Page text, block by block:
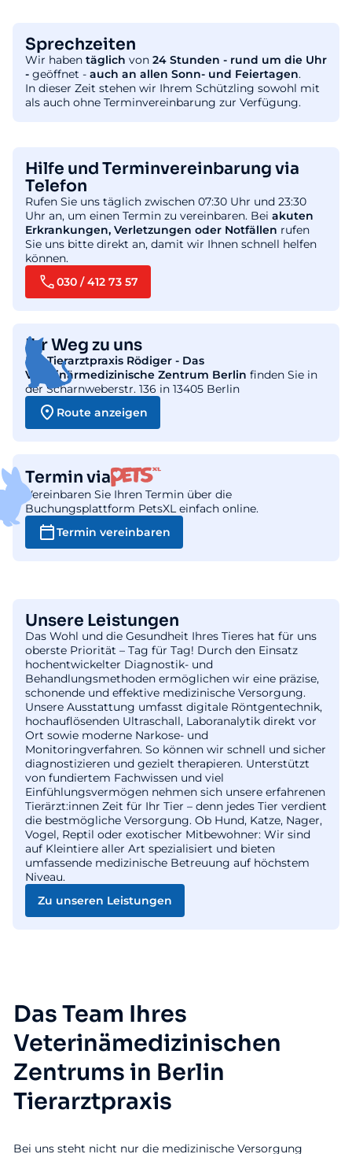
Sprechzeiten
Wir haben täglich von 24 Stunden - rund um die Uhr
- geöffnet - auch an allen Sonn- und Feiertagen.
In dieser Zeit stehen wir Ihrem Schützling sowohl mit
als auch ohne Terminvereinbarung zur Verfügung.
Hilfe und Terminvereinbarung via
Telefon
Rufen Sie uns täglich zwischen 07:30 Uhr und 23:30
Uhr an, um einen Termin zu vereinbaren. Bei akuten
Erkrankungen, Verletzungen oder Notfällen rufen
Sie uns bitte direkt an, damit wir Ihnen schnell helfen
können.
030 / 412 73 57
Ihr Weg zu uns
DieTierarztpraxis Rödiger - Das
Veterinärmedizinische Zentrum Berlin finden Sie in
der Scharnweberstr. 136 in 13405 Berlin
Route anzeigen
Termin via
Vereinbaren Sie Ihren Termin über die
Buchungsplattform PetsXL einfach online.
Termin vereinbaren
Unsere Leistungen
Das Wohl und die Gesundheit Ihres Tieres hat für uns
oberste Priorität – Tag für Tag! Durch den Einsatz
hochentwickelter Diagnostik- und
Behandlungsmethoden ermöglichen wir eine präzise,
schonende und effektive medizinische Versorgung.
Unsere Ausstattung umfasst digitale Röntgentechnik,
hochauflösenden Ultraschall, Laboranalytik direkt vor
Ort sowie moderne Narkose- und
Monitoringverfahren. So können wir schnell und sicher
diagnostizieren und gezielt therapieren. Unterstützt
von fundiertem Fachwissen und viel
Einfühlungsvermögen nehmen sich unsere erfahrenen
Tierärzt:innen Zeit für Ihr Tier – denn jedes Tier verdient
die bestmögliche Versorgung. Ob Hund, Katze, Nager,
Vogel, Reptil oder exotischer Mitbewohner: Wir sind
auf Kleintiere aller Art spezialisiert und bieten
umfassende medizinische Betreuung auf höchstem
Niveau.
Zu unseren Leistungen
Das Team Ihres
Veterinämedizinischen
Zentrums in Berlin
Tierarztpraxis
Bei uns steht nicht nur die medizinische Versorgung